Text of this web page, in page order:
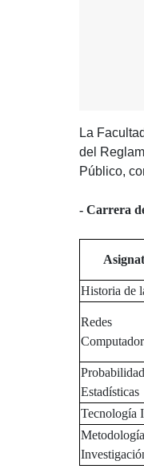
La
del
Público,
- Carrera
Historia de
Estadísticas
Tecnología I